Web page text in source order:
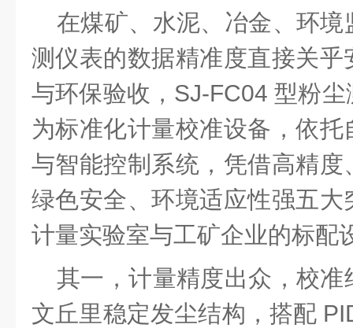
在煤矿、水泥、冶金、环
测仪表的数据精准度直接关
与环保验收， SJ-FC04 型粉
为标准化计量校准设备，依
与智能控制系统，凭借高精
绿色安全、环境适应性强五
计量实验室与工矿企业的标配
其一，计量精度出众，校
文丘里稳定发尘结构，搭配